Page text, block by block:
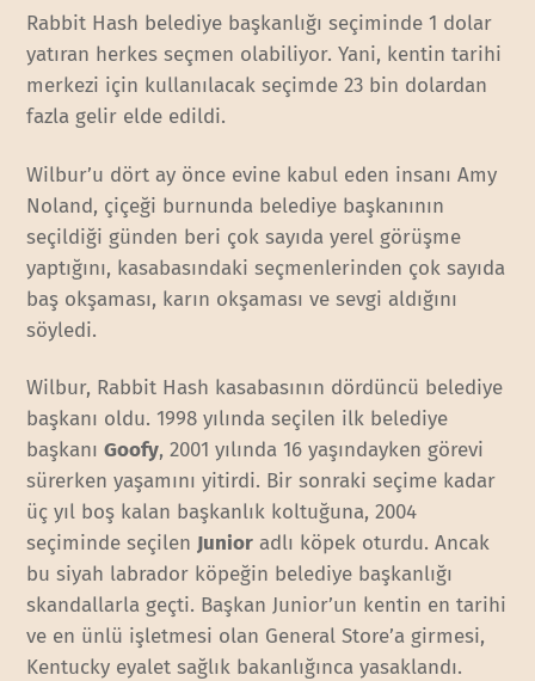
Rabbit Hash belediye başkanlığı seçiminde 1 dolar
yatıran herkes seçmen olabiliyor. Yani, kentin tarihi
merkezi için kullanılacak seçimde 23 bin dolardan
fazla gelir elde edildi.
Wilbur’u dört ay önce evine kabul eden insanı Amy
Noland, çiçeği burnunda belediye başkanının
seçildiği günden beri çok sayıda yerel görüşme
yaptığını, kasabasındaki seçmenlerinden çok sayıda
baş okşaması, karın okşaması ve sevgi aldığını
söyledi.
Wilbur, Rabbit Hash kasabasının dördüncü belediye
başkanı oldu. 1998 yılında seçilen ilk belediye
başkanıGoofy, 2001 yılında 16 yaşındayken görevi
sürerken yaşamını yitirdi. Bir sonraki seçime kadar
üç yıl boş kalan başkanlık koltuğuna, 2004
seçiminde seçilen Junior adlı köpek oturdu. Ancak
bu siyah labrador köpeğin belediye başkanlığı
skandallarla geçti. Başkan Junior’un kentin en tarihi
ve en ünlü işletmesi olan General Store’a girmesi,
Kentucky eyalet sağlık bakanlığınca yasaklandı.